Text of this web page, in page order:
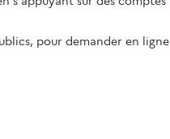
pour demander en ligne